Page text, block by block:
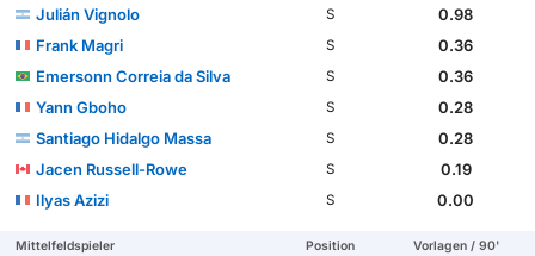
Julián Vignolo S
0.98
Frank Magri
S
0.36
Emersonn Correia da Silva
S
0.36
Yann Gboho
S
0.28
Santiago Hidalgo Massa
S
0.28
Jacen Russell-Rowe
S
0.19
Ilyas Azizi
S 0.00
Mittelfeldspieler Position Vorlagen / 90'